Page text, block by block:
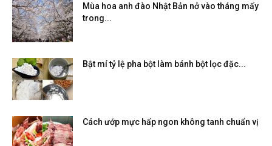
Mùa hoa anh đào Nhật Bản nở vào tháng mấy
trong...
Bật mí tỷ lệ pha bột làm bánh bột lọc đặc...
Cách ướp mực hấp ngon không tanh chuẩn vị